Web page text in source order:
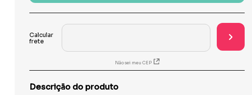
Não sei meu CEP
Descrição do produto